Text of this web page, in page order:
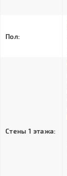
Пол:
Стены 1 этажа: